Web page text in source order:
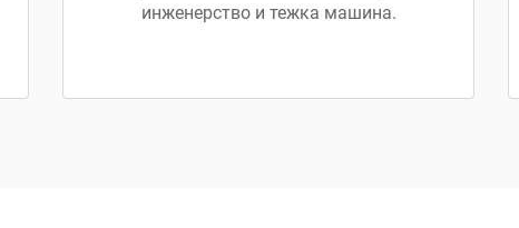
инженерство и тежка машина.